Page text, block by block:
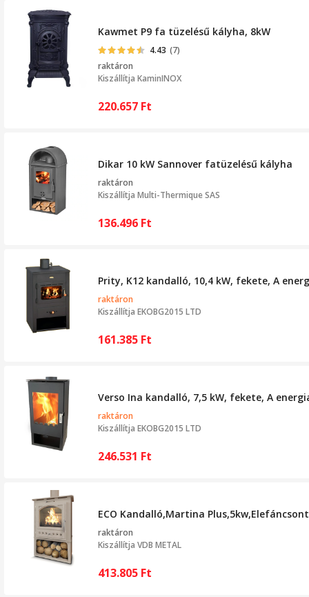
Kawmet P9 fa tüzelésű kályha, 8kW
4.43 (7)
raktáron
Kiszállítja KaminINOX
220.657 Ft
Dikar 10 kW Sannover fatüzelésű kályha
raktáron
Kiszállítja Multi-Thermique SAS
136.496 Ft
Prity, K12 kandalló, 10,4 kW, fekete, A
raktáron
Kiszállítja EKOBG2015 LTD
161.385 Ft
Verso Ina kandalló, 7,5 kW, fekete, A
raktáron
Kiszállítja EKOBG2015 LTD
246.531 Ft
ECO Kandalló,Martina Plus,5kw,Elefáncsont
raktáron
Kiszállítja VDB METAL
413.805 Ft